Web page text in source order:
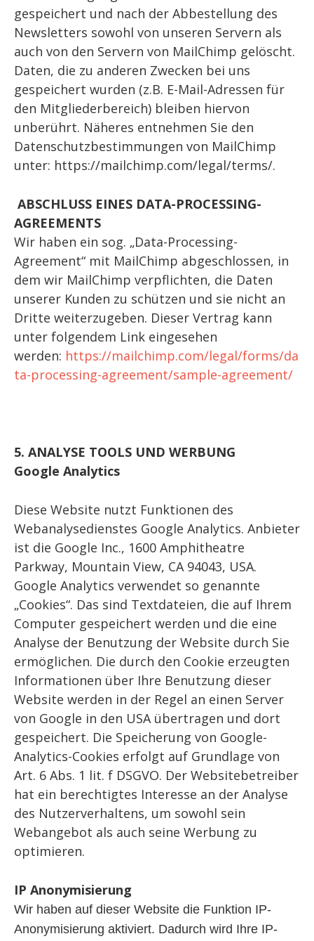
gespeichert und nach der Abbestellung des
Newsletters sowohl von unseren Servern als
auch von den Servern von MailChimp gelöscht.
Daten, die zu anderen Zwecken bei uns
gespeichert wurden (z.B. E-Mail-Adressen für
den Mitgliederbereich) bleiben hiervon
unberührt. Näheres entnehmen Sie den
Datenschutzbestimmungen von MailChimp
unter: https://mailchimp.com/legal/terms/.
ABSCHLUSS EINES DATA-PROCESSING-
AGREEMENTS
Wir haben ein sog. „Data-Processing-
Agreement“ mit MailChimp abgeschlossen, in
dem wir MailChimp verpflichten, die Daten
unserer Kunden zu schützen und sie nicht an
Dritte weiterzugeben. Dieser Vertrag kann
unter folgendem Link eingesehen
werden: https://mailchimp.com/legal/forms/da
ta-processing-agreement/sample-agreement/
5. ANALYSE TOOLS UND WERBUNG
Google Analytics
Diese Website nutzt Funktionen des
Webanalysedienstes Google Analytics. Anbieter
ist die Google Inc., 1600 Amphitheatre
Parkway, Mountain View, CA 94043, USA.
Google Analytics verwendet so genannte
„Cookies“. Das sind Textdateien, die auf Ihrem
Computer gespeichert werden und die eine
Analyse der Benutzung der Website durch Sie
ermöglichen. Die durch den Cookie erzeugten
Informationen über Ihre Benutzung dieser
Website werden in der Regel an einen Server
von Google in den USA übertragen und dort
gespeichert. Die Speicherung von Google-
Analytics-Cookies erfolgt auf Grundlage von
Art. 6 Abs. 1 lit. f DSGVO. Der Websitebetreiber
hat ein berechtigtes Interesse an der Analyse
des Nutzerverhaltens, um sowohl sein
Webangebot als auch seine Werbung zu
optimieren.
IP Anonymisierung
Wir haben auf dieser Website die Funktion IP-
Anonymisierung aktiviert. Dadurch wird Ihre IP-